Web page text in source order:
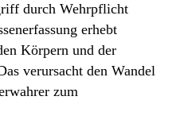
durch Wehrpflicht
erhebt
Körpern und der
verursacht den Wandel
zum